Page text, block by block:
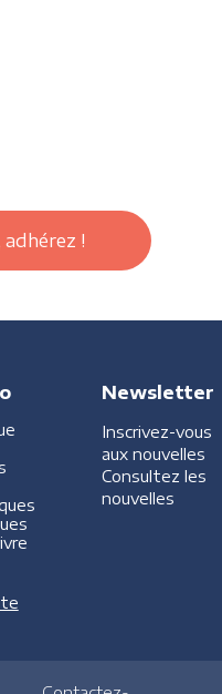
adhérez !
Newsletter
Inscrivez-vous
aux nouvelles
Consultez les
nouvelles